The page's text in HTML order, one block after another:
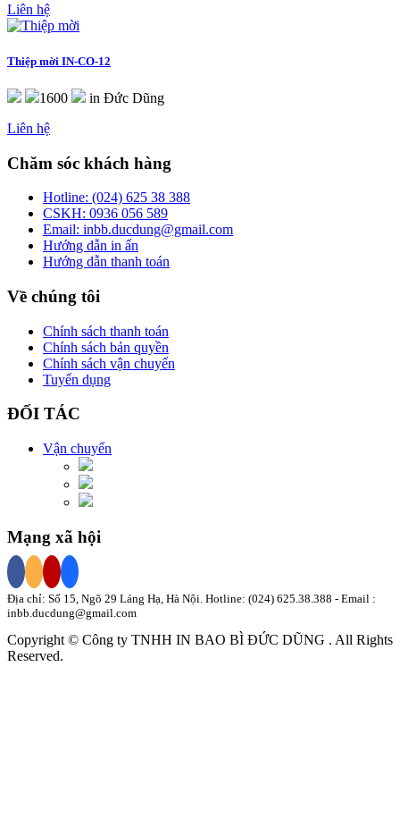
Liên hệ
Thiệp mời IN-CO-12
1600
in Đức Dũng
Liên hệ
Chăm sóc khách hàng
Hotline: (024) 625 38 388
CSKH: 0936 056 589
Email: inbb.ducdung@gmail.com
Hướng dẫn in ấn
Hướng dẫn thanh toán
Về chúng tôi
Chính sách thanh toán
Chính sách bản quyền
Chính sách vận chuyển
Tuyển dụng
ĐỐI TÁC
Vận chuyển
Mạng xã hội
Địa chỉ: Số 15, Ngõ 29 Láng Hạ, Hà Nội. Hotline: (024) 625.38.388 - Email :
inbb.ducdung@gmail.com
Copyright © Công ty TNHH IN BAO BÌ ĐỨC DŨNG . All Rights
Reserved.